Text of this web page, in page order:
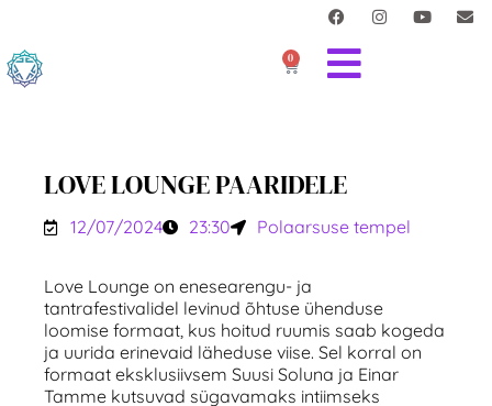
0
LOVE LOUNGE PAARIDELE
12/07/2024 23:30 Polaarsuse tempel
Love Lounge on enesearengu- ja
tantrafestivalidel levinud õhtuse ühenduse
loomise formaat, kus hoitud ruumis saab kogeda
ja uurida erinevaid läheduse viise. Sel korral on
formaat eksklusiivsem Suusi Soluna ja Einar
Tamme kutsuvad sügavamaks intiimseks